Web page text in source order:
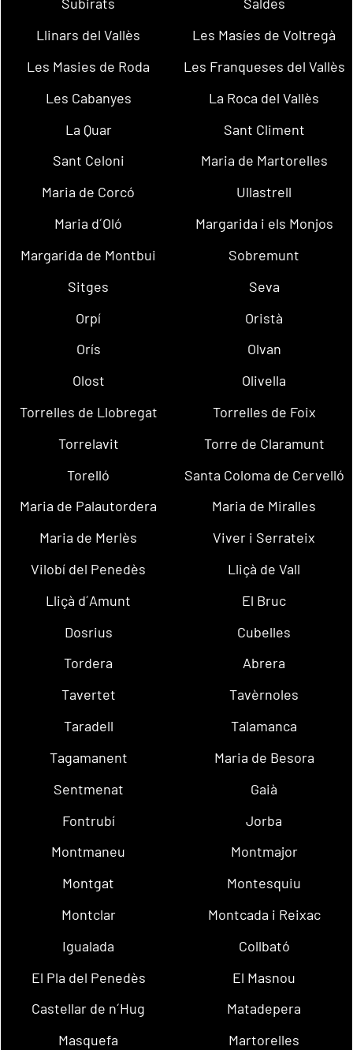
Subirats
Saldes
Llinars del Vallès
Les Masíes de Voltregà
Les Masies de Roda
Les Franqueses del Vallès
Les Cabanyes
La Roca del Vallès
La Quar
Sant Climent
Sant Celoni
Maria de Martorelles
Maria de Corcó
Ullastrell
Maria d´Oló
Margarida i els Monjos
Margarida de Montbui
Sobremunt
Sitges
Seva
Orpí
Oristà
Orís
Olvan
Olost
Olivella
Torrelles de Llobregat
Torrelles de Foix
Torrelavit
Torre de Claramunt
Torelló
Santa Coloma de Cervelló
Maria de Palautordera
Maria de Miralles
Maria de Merlès
Viver i Serrateix
Vilobí del Penedès
Lliçà de Vall
Lliçà d´Amunt
El Bruc
Dosrius
Cubelles
Tordera
Abrera
Tavertet
Tavèrnoles
Taradell
Talamanca
Tagamanent
Maria de Besora
Sentmenat
Gaià
Fontrubí
Jorba
Montmaneu
Montmajor
Montgat
Montesquiu
Montclar
Montcada i Reixac
Igualada
Collbató
El Pla del Penedès
El Masnou
Castellar de n´Hug
Matadepera
Masquefa
Martorelles